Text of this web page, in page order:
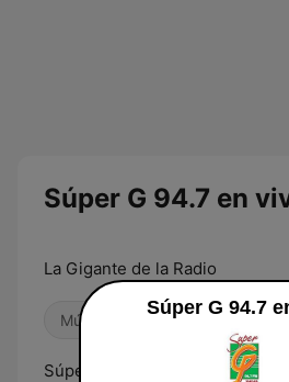
Súper G 94.7 en
La Gigante de la Radio
Música mexicana
Súper G es una estación de
Súper G 94.7